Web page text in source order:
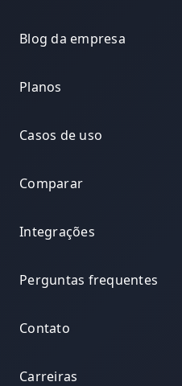
Blog da empresa
Planos
Casos de uso
Comparar
Integrações
Perguntas frequentes
Contato
Carreiras